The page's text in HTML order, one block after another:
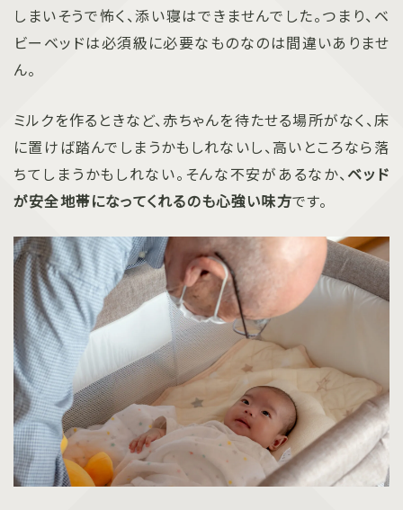
しまいそうで怖く、添い寝はできませんでした。つまり、ベ
ビーベッドは必須級に必要なものなのは間違いありませ
ん。
ミルクを作るときなど、赤ちゃんを待たせる場所がなく、床
に置けば踏んでしまうかもしれないし、高いところなら落
ちてしまうかもしれない。そんな不安があるなか、 ベッド
が安全地帯になってくれるのも心強い味方です。